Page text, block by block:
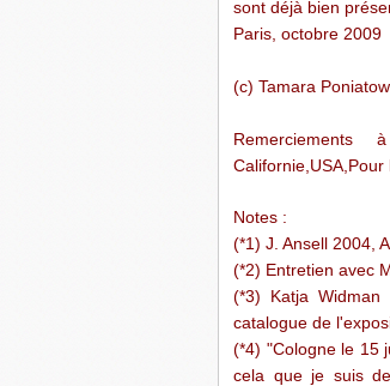
sont déjà bien
Paris, octobre 2009
(c) Tamara
Remerciements
Notes :
(*1) J. Ansell 2004,
(*2) Entretien avec
(*3) Katja Widman
catalogue de
(*4) "Cologne le 15
cela que je suis